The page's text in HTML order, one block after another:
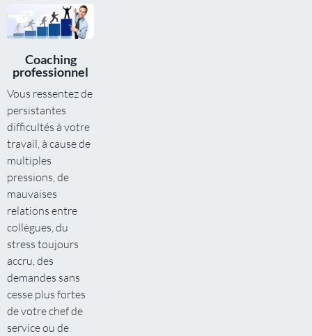
Coaching
professionnel
Vous ressentez de
persistantes
difficultés à votre
travail, à cause de
multiples
pressions, de
mauvaises
relations entre
collègues, du
stress toujours
accru, des
demandes sans
cesse plus fortes
de votre chef de
service ou de